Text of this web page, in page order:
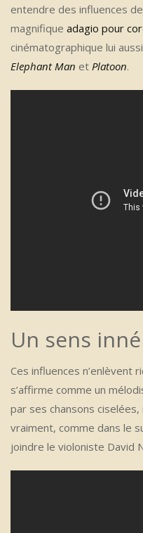
entendre des influences de
magnifique adagio pour
cinématographique lui
Elephant Man et Platoon.
Un sens
Ces influences n’enlèvent
s’affirme comme un
par ses chansons
vraiment, comme dans le
joindre le violoniste David